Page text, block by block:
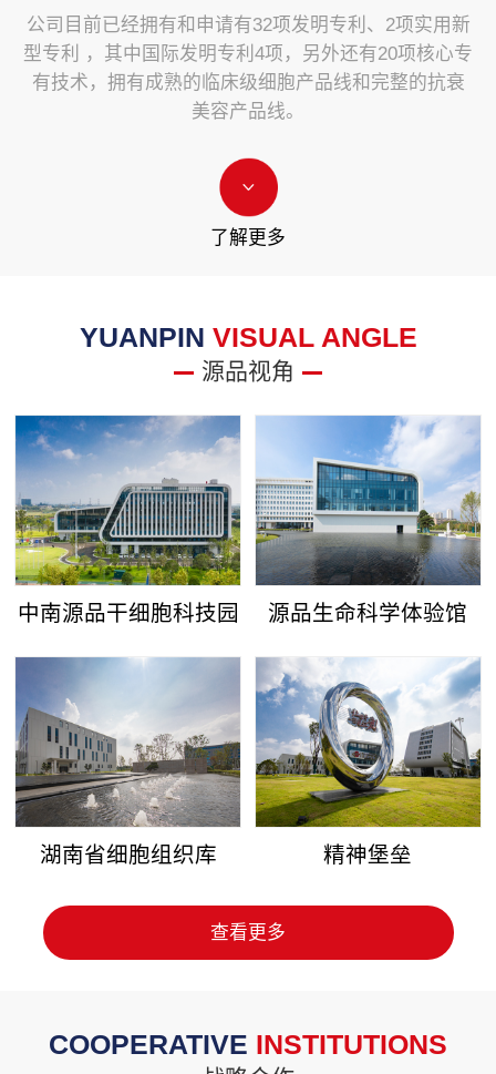
公司目前已经拥有和申请有32项发明专利、2项实用新
型专利 ，其中国际发明专利4项，另外还有20项核心专
有技术，拥有成熟的临床级细胞产品线和完整的抗衰
美容产品线。
了解更多
YUANPIN VISUAL ANGLE
源品视角
中南源品干细胞科技园 源品生命科学体验馆
湖南省细胞组织库 精神堡垒
查看更多
COOPERATIVE INSTITUTIONS